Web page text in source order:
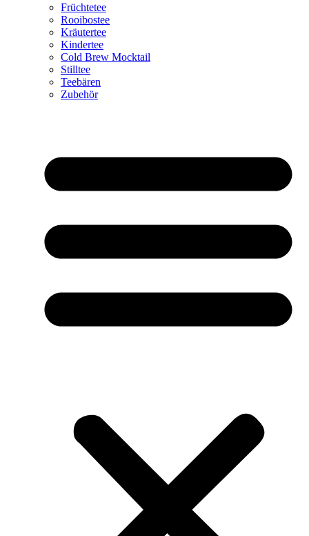
Früchtetee
Rooibostee
Kräutertee
Kindertee
Cold Brew Mocktail
Stilltee
Teebären
Zubehör